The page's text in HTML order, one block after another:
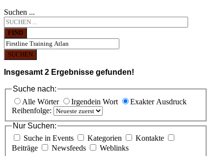
Suchen ...
FIND
SUCHEN
Insgesamt 2 Ergebnisse gefunden!
Suche nach:
Alle Wörter
Irgendein Wort
Exakter Ausdruck
Reihenfolge:
Nur Suchen:
Suche in Events
Kategorien
Kontakte
Beiträge
Newsfeeds
Weblinks